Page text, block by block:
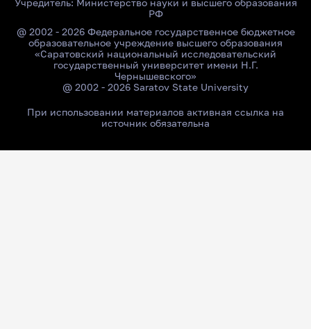
Учредитель: Министерство науки и высшего образования
РФ
@ 2002 - 2026 Федеральное государственное бюджетное
образовательное учреждение высшего образования
«Саратовский национальный исследовательский
государственный университет имени Н.Г.
Чернышевского»
@ 2002 - 2026 Saratov State University
При использовании материалов активная ссылка на
источник обязательна